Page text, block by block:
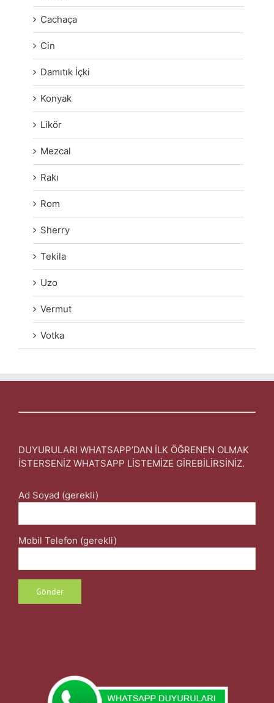
Cachaça
Cin
Damıtık İçki
Konyak
Likör
Mezcal
Rakı
Rom
Sherry
Tekila
Uzo
Vermut
Votka
DUYURULARI WHATSAPP’DAN İLK ÖĞRENEN OLMAK
İSTERSENİZ WHATSAPP LİSTEMİZE GİREBİLİRSİNİZ.
Ad Soyad (gerekli)
Mobil Telefon (gerekli)